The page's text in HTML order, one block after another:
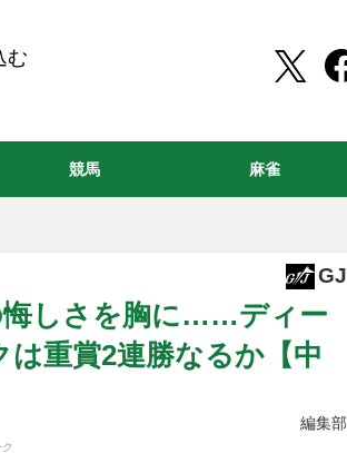
む
GJ
悔しさを胸に……ディー
重賞2連勝なるか【中
編集部
競馬 麻雀